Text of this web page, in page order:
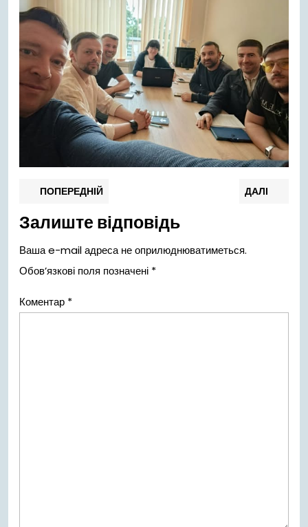
Навігація
записів
ПОПЕРЕДНІЙ ДАЛІ
Залиште відповідь
Ваша e-mail адреса не оприлюднюватиметься.
Обов’язкові поля позначені *
Коментар *